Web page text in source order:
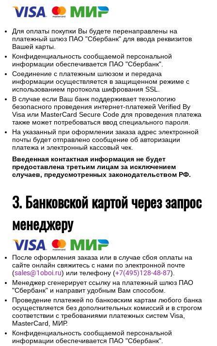
Для оплаты покупки Вы будете перенаправлены на
платежный шлюз ПАО "Сбербанк" для ввода реквизитов
Вашей карты.
Конфиденциальность сообщаемой персональной
информации обеспечивается ПАО "Сбербанк".
Соединение с платежным шлюзом и передача
информации осуществляется в защищенном режиме с
использованием протокола шифрования SSL.
В случае если Ваш банк поддерживает технологию
безопасного проведения интернет-платежей Verified By
Visa или MasterCard Secure Code для проведения платежа
также может потребоваться ввод специального пароля.
На указанный при оформлении заказа адрес электронной
почты будет отправлено сообщение об авторизации
платежа и электронный кассовый чек.
Введенная контактная информация не будет
предоставлена третьим лицам за исключением
случаев, предусмотренных законодательством РФ.
3. Банковской картой через запрос
менеджеру
После оформления заказа или в случае сбоя оплаты на
сайте онлайн свяжитесь с нами по электронной почте
(sales@1oboi.ru) или телефону (+7(495)128-48-87).
Менеджер сгенерирует ссылку на платежный шлюз ПАО
"Сбербанк" и направит удобным Вам способом.
Проведение платежей по банковским картам любого банка
осуществляется без дополнительных комиссий и в строгом
соответствии с требованиями платежных систем Visa,
MasterCard, МИР.
Конфиденциальность сообщаемой персональной
информации обеспечивается ПАО "Сбербанк".